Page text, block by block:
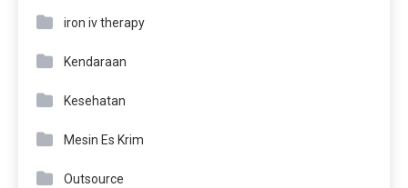
iron iv therapy
Kendaraan
Kesehatan
Mesin Es Krim
Outsource